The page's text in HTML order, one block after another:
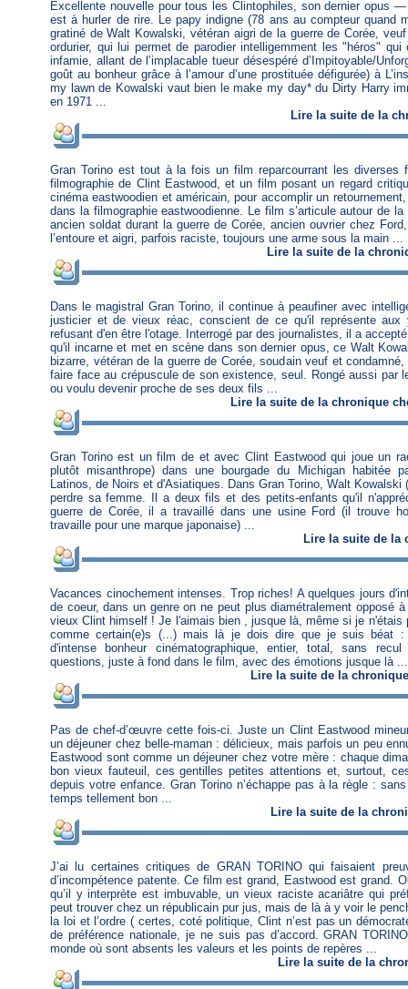
Excellente nouvelle pour tous les Clintophiles, son dernier opus
est à hurler de rire. Le papy indigne (78 ans au compteur quand
gratiné de Walt Kowalski, vétéran aigri de la guerre de Corée,
ordurier, qui lui permet de parodier intelligemment les "héros"
infamie, allant de l’implacable tueur désespéré d’Impitoyable/
goût au bonheur grâce à l’amour d’une prostituée défigurée) à
my lawn de Kowalski vaut bien le make my day* du Dirty Harry
en 1971 ...
Lire la suite de la
Gran Torino est tout à la fois un film reparcourrant les diverses
filmographie de Clint Eastwood, et un film posant un regard
cinéma eastwoodien et américain, pour accomplir un
dans la filmographie eastwoodienne. Le film s’articule autour de
ancien soldat durant la guerre de Corée, ancien ouvrier chez
l’entoure et aigri, parfois raciste, toujours une arme sous la main ...
Lire la suite de la
Dans le magistral Gran Torino, il continue à peaufiner avec
justicier et de vieux réac, conscient de ce qu'il représente
refusant d'en être l'otage. Interrogé par des journalistes, il a
qu'il incarne et met en scène dans son dernier opus, ce Walt
bizarre, vétéran de la guerre de Corée, soudain veuf et
faire face au crépuscule de son existence, seul. Rongé aussi par
ou voulu devenir proche de ses deux fils ...
Lire la suite de la chronique
Gran Torino est un film de et avec Clint Eastwood qui joue un
plutôt misanthrope) dans une bourgade du Michigan habitée
Latinos, de Noirs et d'Asiatiques. Dans Gran Torino, Walt Kowalski
perdre sa femme. Il a deux fils et des petits-enfants qu'il
guerre de Corée, il a travaillé dans une usine Ford (il trouve
travaille pour une marque japonaise) ...
Lire la suite de la
Vacances cinochement intenses. Trop riches! A quelques jours
de coeur, dans un genre on ne peut plus diamétralement opposé
vieux Clint himself ! Je l'aimais bien , jusque là, même si je n'étais
comme certain(e)s (...) mais là je dois dire que je suis béat :
d'intense bonheur cinématographique, entier, total, sans
questions, juste à fond dans le film, avec des émotions jusque là ...
Lire la suite de la chronique
Pas de chef-d’œuvre cette fois-ci. Juste un Clint Eastwood
un déjeuner chez belle-maman : délicieux, mais parfois un peu
Eastwood sont comme un déjeuner chez votre mère : chaque
bon vieux fauteuil, ces gentilles petites attentions et, surtout,
depuis votre enfance. Gran Torino n’échappe pas à la règle :
temps tellement bon ...
Lire la suite de la
J’ai lu certaines critiques de GRAN TORINO qui faisaient
d’incompétence patente. Ce film est grand, Eastwood est grand.
qu’il y interprète est imbuvable, un vieux raciste acariâtre qui
peut trouver chez un républicain pur jus, mais de là à y voir le
la loi et l’ordre ( certes, coté politique, Clint n’est pas un
de préférence nationale, je ne suis pas d’accord. GRAN
monde où sont absents les valeurs et les points de repères ...
Lire la suite de la